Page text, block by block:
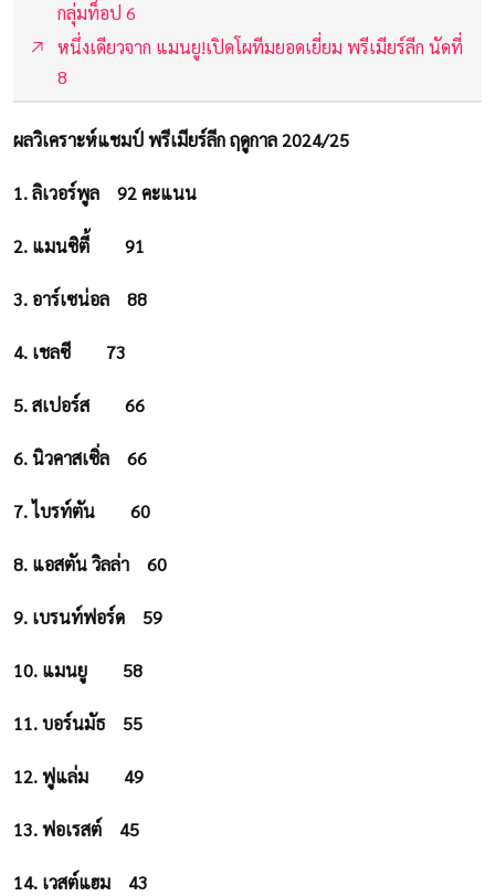
กลุ่มท็อป 6
หนึ่งเดียวจาก แมนยู!เปิดโผทีมยอดเยี่ยม พรีเมียร์ลีก นัดที่
8
ผลวิเคราะห์แชมป์ พรีเมียร์ลีก ฤดูกาล 2024/25
1. ลิเวอร์พูล 92 คะแนน
2. แมนซิตี้ 91
3. อาร์เซน่อล 88
4. เชลซี 73
5. สเปอร์ส 66
6. นิวคาสเซิ่ล 66
7. ไบรท์ตัน 60
8. แอสตัน วิลล่า 60
9. เบรนท์ฟอร์ด 59
10. แมนยู 58
11. บอร์นมัธ 55
12. ฟูแล่ม 49
13. ฟอเรสต์ 45
14. เวสต์แฮม 43